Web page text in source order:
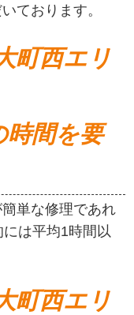
ております。
町西エリ
時間を要
単な修理であれ
は平均1時間以
町西エリ